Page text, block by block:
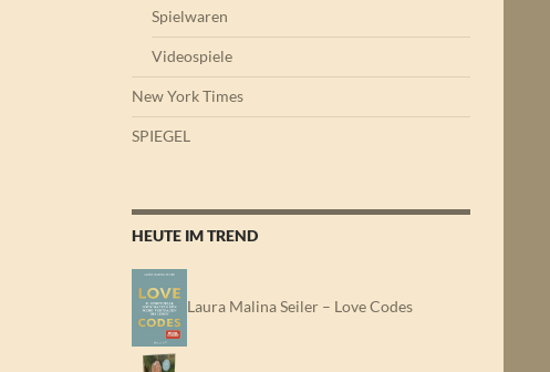
Spielwaren
Videospiele
New York Times
SPIEGEL
HEUTE IM TREND
Laura Malina Seiler – Love Codes